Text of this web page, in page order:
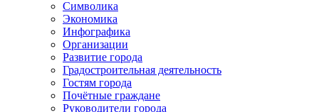
Символика
Экономика
Инфографика
Организации
Развитие города
Градостроительная деятельность
Гостям города
Почётные граждане
Руководители города